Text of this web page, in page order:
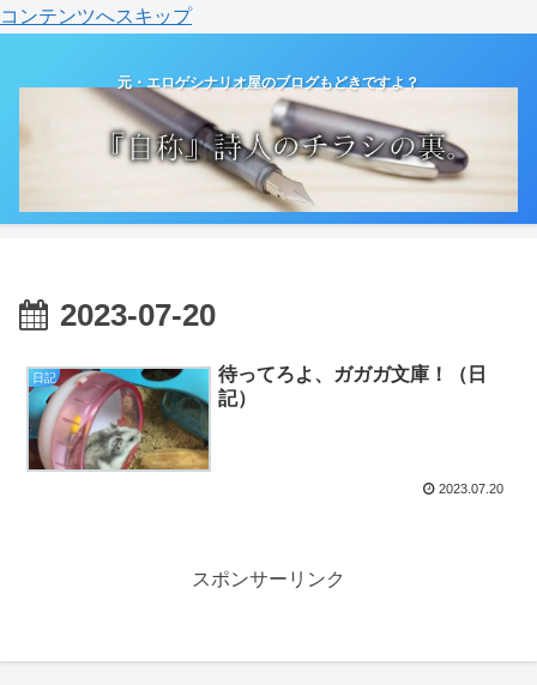
コンテンツへスキップ
元・エロゲシナリオ屋のブログもどきですよ？
2023-07-20
日記
待ってろよ、ガガガ文庫！（日
記）
2023.07.20
スポンサーリンク